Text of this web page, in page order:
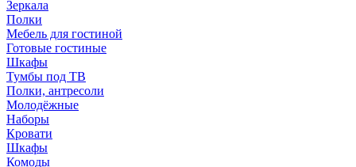
Зеркала
Полки
Мебель для гостиной
Готовые гостиные
Шкафы
Тумбы под ТВ
Полки, антресоли
Молодёжные
Наборы
Кровати
Шкафы
Комоды